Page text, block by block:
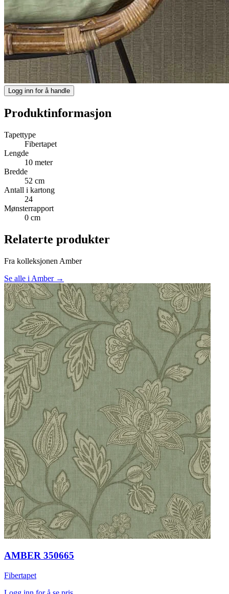
Logg inn for å handle
Produktinformasjon
Tapettype
Fibertapet
Lengde
10 meter
Bredde
52 cm
Antall i kartong
24
Mønsterrapport
0 cm
Relaterte produkter
Fra kolleksjonen Amber
Se alle i Amber →
AMBER 350665
Fibertapet